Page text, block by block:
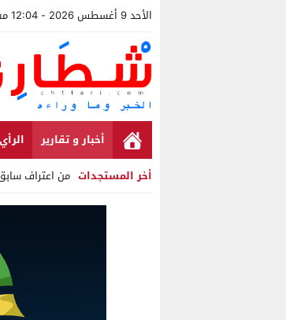
الأحد 9 أغسطس 2026 - 12:04 مساءً
أخبار و تقارير الرأي
أخر المستجدات من اعتراف سابق
Stop